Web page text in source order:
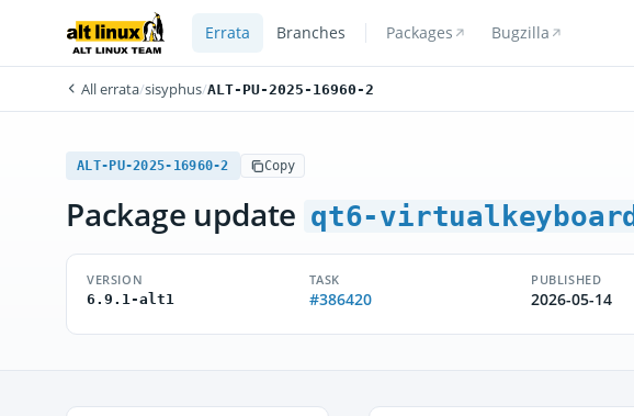
Errata Branches Packages Bugzilla
All errata/sisyphus/ALT-PU-2025-16960-2
ALT-PU-2025-16960-2 Copy
Package update qt6-virtualkeyboard
VERSION
6.9.1-alt1
TASK
#386420
PUBLISHED
2026-05-14